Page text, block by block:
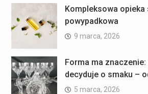
Kompleksowa opieka
powypadkowa
9 marca, 2026
Forma ma
decyduje o smaku –
5 marca, 2026